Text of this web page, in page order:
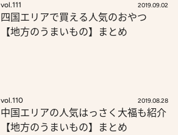
vol.111 2019.09.02
四国エリアで買える人気のおやつ
【地方のうまいもの】まとめ
vol.110 2019.08.28
中国エリアの人気はっさく大福も紹介
【地方のうまいもの】まとめ